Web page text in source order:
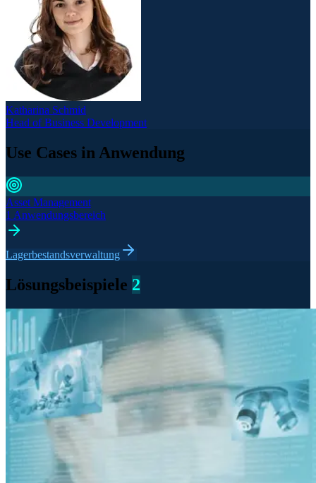
Katharina Schmid
Head of Business Development
Use Cases in Anwendung
Asset Management
1 Anwendungsbereich
Lagerbestandsverwaltung
Lösungsbeispiele 2